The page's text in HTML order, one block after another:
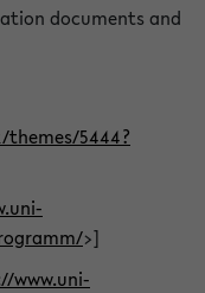
documents and
themes/5444?
>]
www.uni-